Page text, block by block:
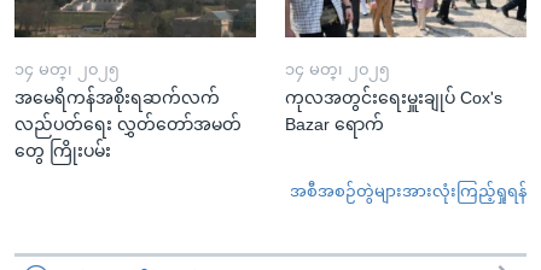
၁၄ မတ္၊ ၂၀၂၅
အမေရိကန်အစိုးရဆက်လက်
လည်ပတ်ရေး လွှတ်တော်အမတ်
တွေ ကြိုးပမ်း
၁၄ မတ္၊ ၂၀၂၅
ကုလအတွင်းရေးမှူးချုပ် Cox's
Bazar ရောက်
အစီအစဉ်တွဲများအားလုံးကြည့်ရှုရန်